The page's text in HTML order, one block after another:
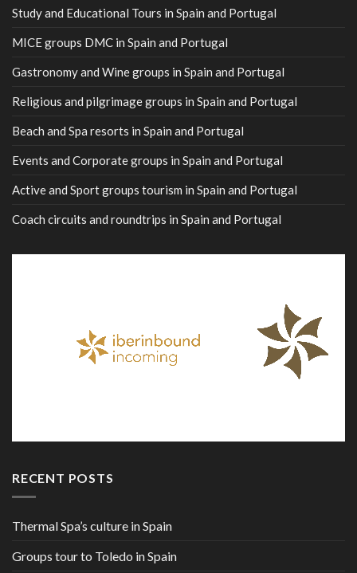
Study and Educational Tours in Spain and Portugal
MICE groups DMC in Spain and Portugal
Gastronomy and Wine groups in Spain and Portugal
Religious and pilgrimage groups in Spain and Portugal
Beach and Spa resorts in Spain and Portugal
Events and Corporate groups in Spain and Portugal
Active and Sport groups tourism in Spain and Portugal
Coach circuits and roundtrips in Spain and Portugal
RECENT POSTS
Thermal Spa’s culture in Spain
Groups tour to Toledo in Spain